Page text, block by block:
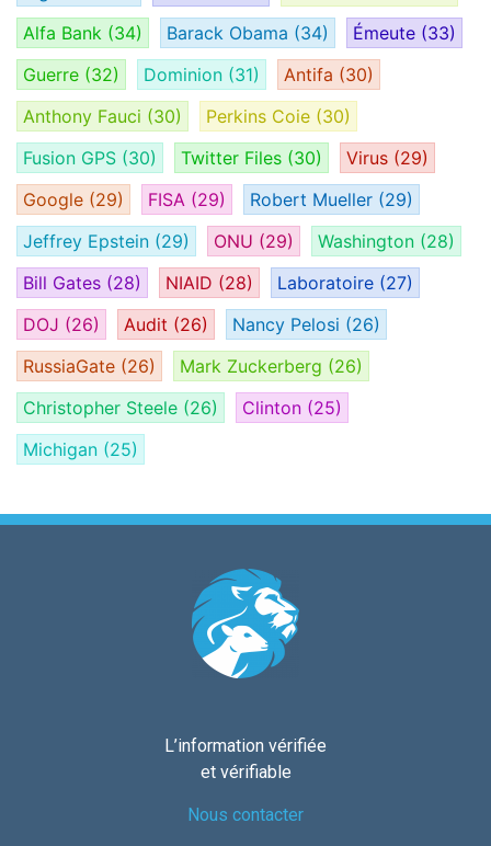
Alfa Bank (34) Barack Obama (34) Émeute (33)
Guerre (32) Dominion (31) Antifa (30)
Anthony Fauci (30) Perkins Coie (30)
Fusion GPS (30) Twitter Files (30) Virus (29)
Google (29) FISA (29) Robert Mueller (29)
Jeffrey Epstein (29) ONU (29) Washington (28)
Bill Gates (28) NIAID (28) Laboratoire (27)
DOJ (26) Audit (26) Nancy Pelosi (26)
RussiaGate (26) Mark Zuckerberg (26)
Christopher Steele (26) Clinton (25)
Michigan (25)
L’information vérifiée
et vérifiable
Nous contacter